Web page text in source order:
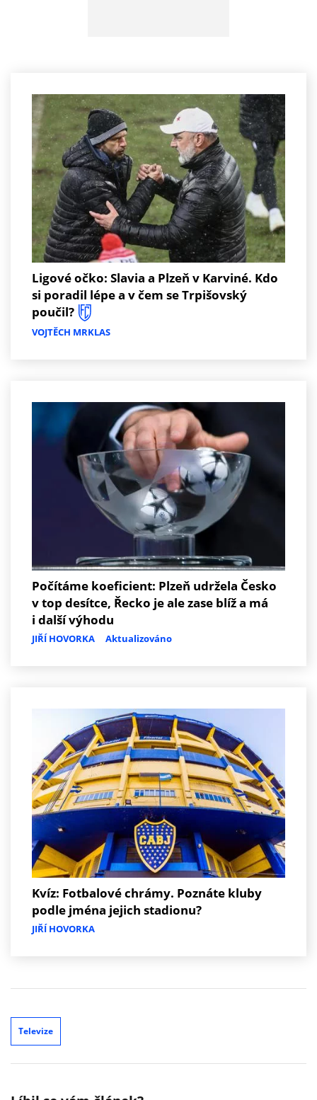
Ligové očko: Slavia a Plzeň v Karviné. Kdo
si poradil lépe a v čem se Trpišovský
poučil?
VOJTĚCH MRKLAS
Počítáme koeficient: Plzeň udržela Česko
v top desítce, Řecko je ale zase blíž a má
i další výhodu
JIŘÍ HOVORKA Aktualizováno
Kvíz: Fotbalové chrámy. Poznáte kluby
podle jména jejich stadionu?
JIŘÍ HOVORKA
Televize